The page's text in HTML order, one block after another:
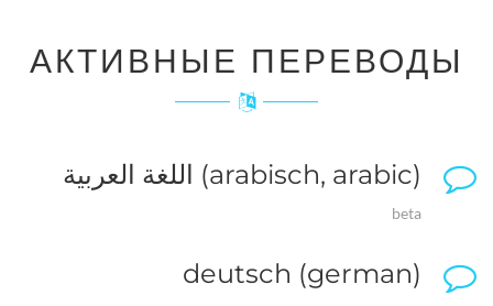
АКТИВНЫЕ ПЕРЕВОДЫ
اللغة العربية (arabisch, arabic)
beta
deutsch (german)